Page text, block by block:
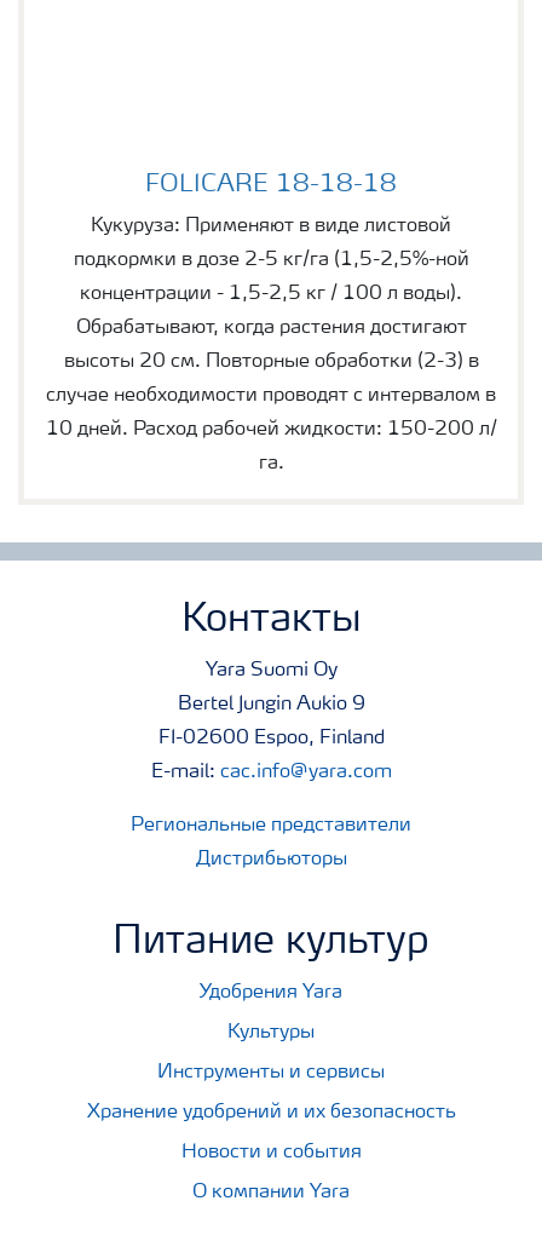
FOLICARE 18-18-18
Кукуруза: Применяют в виде листовой
подкормки в дозе 2-5 кг/га (1,5-2,5%-ной
концентрации - 1,5-2,5 кг / 100 л воды).
Обрабатывают, когда растения достигают
высоты 20 см. Повторные обработки (2-3) в
случае необходимости проводят с интервалом в
10 дней. Расход рабочей жидкости: 150-200 л/
га.
Контакты
Yara Suomi Oy
Bertel Jungin Aukio 9
FI-02600 Espoo, Finland
E-mail: cac.info@yara.com
Региональные представители
Дистрибьюторы
Питание культур
Удобрения Yara
Культуры
Инструменты и сервисы
Хранение удобрений и их безопасность
Новости и события
О компании Yara